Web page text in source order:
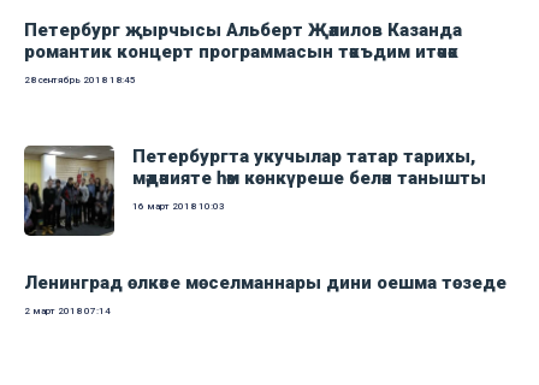
Петербург җырчысы Альберт Җәлилов Казанда
романтик концерт программасын тәкъдим итәчәк
28 сентябрь 2018 18:45
Петербургта укучылар татар тарихы,
мәдәнияте һәм көнкүреше белән танышты
16 март 2018 10:03
Ленинград өлкәсе мөселманнары дини оешма төзеде
2 март 2018 07:14